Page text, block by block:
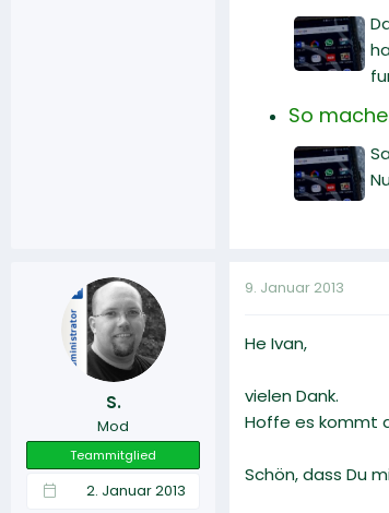
So
S.
Mod
Teammitglied
2. Januar 2013
9. Januar 2013
He Ivan,
vielen Dank.
Hoffe es kommt
Schön, dass Du